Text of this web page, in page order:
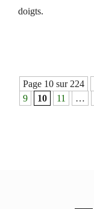
doigts.
Navigation
des
Page 10 sur 224
9
10 11 …